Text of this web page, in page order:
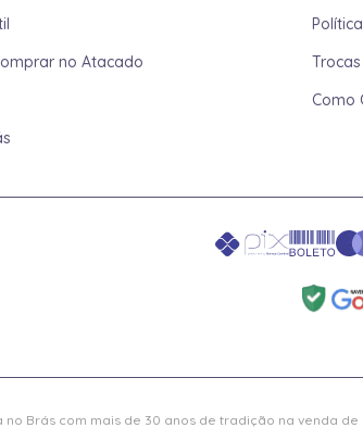
no Atacado
Como
Brás com mais de 30 anos de tradição na venda